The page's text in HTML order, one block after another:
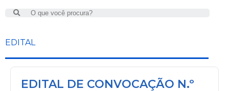
Search
EDITAL
EDITAL DE CONVOCAÇÃO N.º